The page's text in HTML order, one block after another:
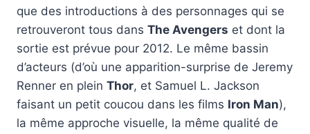
que des introductions à des personnages qui se
retrouveront tous dans The Avengers et dont la
sortie est prévue pour 2012. Le même bassin
d’acteurs (d’où une apparition-surprise de Jeremy
Renner en plein Thor, et Samuel L. Jackson
faisant un petit coucou dans les films Iron Man),
la même approche visuelle, la même qualité de